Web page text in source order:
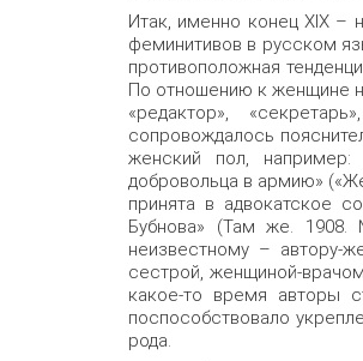
Итак, именно конец XIХ –
феминитивов в русском
противоположная
По отношению к женщине
«редактор»,
сопровождалось
женский пол, например:
добровольца в армию»
принята в адвокатское
Бубнова» (Там же.
неизвестному –
сестрой, женщиной-
какое-то время авторы
поспособствовало
рода.